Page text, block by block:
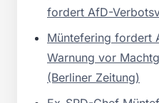
fordert AfD-
Müntefering fordert
Warnung vor
(Berliner Zeitung)